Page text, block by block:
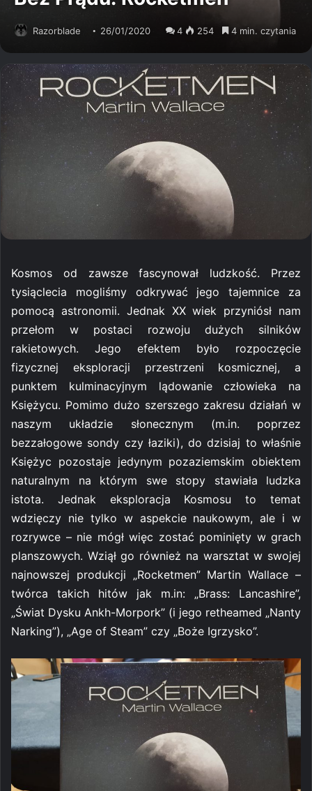
Razorblade 26/01/2020 4 254 4 min. czytania
Kosmos od zawsze fascynował ludzkość. Przez
tysiąclecia mogliśmy odkrywać jego tajemnice za
pomocą astronomii. Jednak XX wiek przyniósł nam
przełom w postaci rozwoju dużych silników
rakietowych. Jego efektem było rozpoczęcie
fizycznej eksploracji przestrzeni kosmicznej, a
punktem kulminacyjnym lądowanie człowieka na
Księżycu. Pomimo dużo szerszego zakresu działań w
naszym układzie słonecznym (m.in. poprzez
bezzałogowe sondy czy łaziki), do dzisiaj to właśnie
Księżyc pozostaje jedynym pozaziemskim obiektem
naturalnym na którym swe stopy stawiała ludzka
istota. Jednak eksploracja Kosmosu to temat
wdzięczy nie tylko w aspekcie naukowym, ale i w
rozrywce – nie mógł więc zostać pominięty w grach
planszowych. Wziął go również na warsztat w swojej
najnowszej produkcji „Rocketmen” Martin Wallace –
twórca takich hitów jak m.in: „Brass: Lancashire”,
„Świat Dysku Ankh-Morpork” (i jego retheamed „Nanty
Narking”), „Age of Steam” czy „Boże Igrzysko”.